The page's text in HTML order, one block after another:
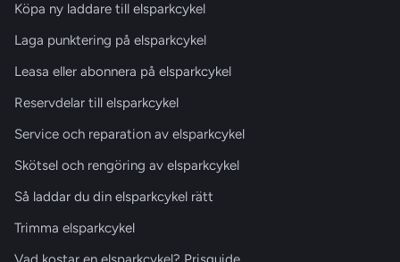
Köpa ny laddare till elsparkcykel
Laga punktering på elsparkcykel
Leasa eller abonnera på elsparkcykel
Reservdelar till elsparkcykel
Service och reparation av elsparkcykel
Skötsel och rengöring av elsparkcykel
Så laddar du din elsparkcykel rätt
Trimma elsparkcykel